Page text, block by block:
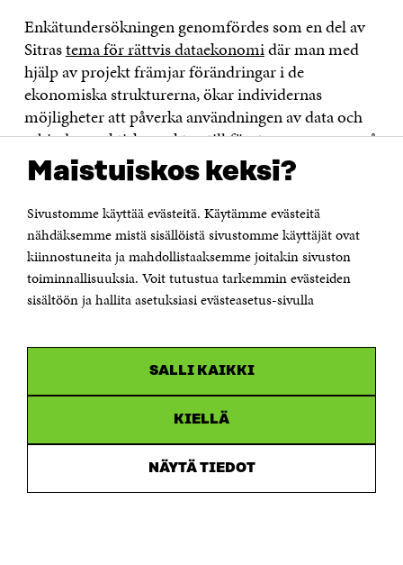
Maistuiskos keksi?
Sivustomme käyttää evästeitä. Käytämme evästeitä
nähdäksemme mistä sisällöistä sivustomme käyttäjät ovat
kiinnostuneita ja mahdollistaaksemme joitakin sivuston
toiminnallisuuksia. Voit tutustua tarkemmin evästeiden
sisältöön ja hallita asetuksiasi evästeasetus-sivulla
SALLI KAIKKI
KIELLÄ
NÄYTÄ TIEDOT
Enkätundersökningen genomfördes som en del av
Sitrastema för rättvis dataekonomidär man med
hjälp av projekt främjar förändringar i de
ekonomiska strukturerna, ökar individernas
möjligheter att påverka användningen av data och
erbjuder praktiska verktyg till företag som agerar på
datamarknaden.
Nyheter:Förtroende finns men affärskompetens
saknas – data har satt fart på samarbetsnätverkens
gemensamma innovationsverksamhet, avslöjar en
ny enkät
Så här gjordes
undersökningen
Enkätundersökningens datainsamling
genomfördes i maj–juni 2023